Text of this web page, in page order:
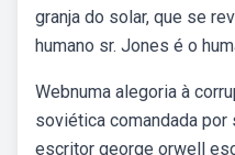
granja do solar, que se
humano sr. Jones é o
Webnuma alegoria à
soviética comandada
escritor george orwell